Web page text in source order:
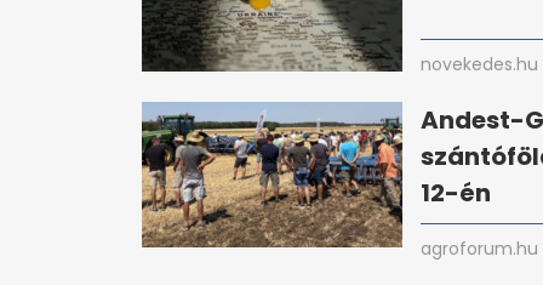
novekedes.hu
Andest-
12-én
agroforum.hu